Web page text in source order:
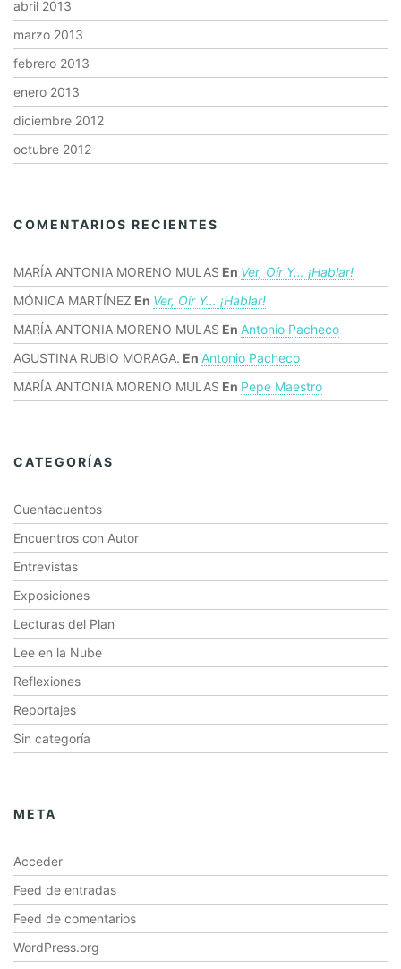
abril 2013
marzo 2013
febrero 2013
enero 2013
diciembre 2012
octubre 2012
COMENTARIOS RECIENTES
MARÍA ANTONIA MORENO MULAS En Ver, Oír Y… ¡hablar!
MÓNICA MARTÍNEZ En Ver, Oír Y… ¡hablar!
MARÍA ANTONIA MORENO MULAS En Antonio Pacheco
AGUSTINA RUBIO MORAGA. En Antonio Pacheco
MARÍA ANTONIA MORENO MULAS En Pepe Maestro
CATEGORÍAS
Cuentacuentos
Encuentros con Autor
Entrevistas
Exposiciones
Lecturas del Plan
Lee en la Nube
Reflexiones
Reportajes
Sin categoría
META
Acceder
Feed de entradas
Feed de comentarios
WordPress.org